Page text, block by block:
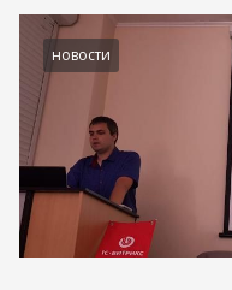
новости